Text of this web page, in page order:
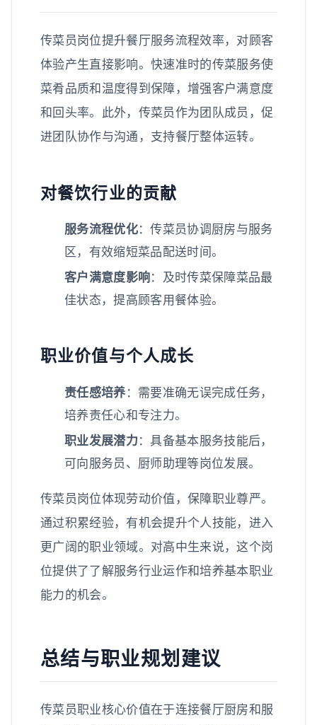
传菜员岗位提升餐厅服务流程效率，对顾客
体验产生直接影响。快速准时的传菜服务使
菜肴品质和温度得到保障，增强客户满意度
和回头率。此外，传菜员作为团队成员，促
进团队协作与沟通，支持餐厅整体运转。
对餐饮行业的贡献
服务流程优化：传菜员协调厨房与服务
区，有效缩短菜品配送时间。
客户满意度影响：及时传菜保障菜品最
佳状态，提高顾客用餐体验。
职业价值与个人成长
责任感培养 ：需要准确无误完成任务，
培养责任心和专注力。
职业发展潜力 ：具备基本服务技能后，
可向服务员、厨师助理等岗位发展。
传菜员岗位体现劳动价值，保障职业尊严。
通过积累经验，有机会提升个人技能，进入
更广阔的职业领域。对高中生来说，这个岗
位提供了了解服务行业运作和培养基本职业
能力的机会。
总结与职业规划建议
传菜员职业核心价值在于连接餐厅厨房和服